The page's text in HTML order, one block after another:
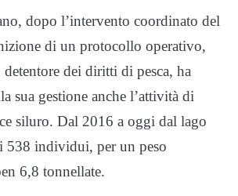
dopo l’intervento coordinato del
di un protocollo operativo,
dei diritti di pesca, ha
sua gestione anche l’attività di
siluro. Dal 2016 a oggi dal lago
538 individui, per un peso
6,8 tonnellate.